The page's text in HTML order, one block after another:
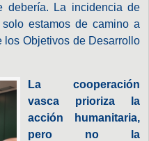
debería. La incidencia de
estamos de camino a
los Objetivos de Desarrollo
La cooperación
vasca prioriza la
acción humanitaria,
pero no la